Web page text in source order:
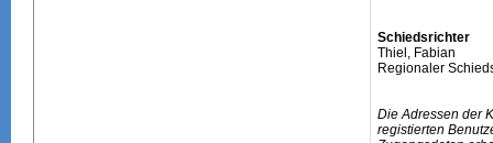
Schiedsrichter
Thiel, Fabian
Regionaler
Die Adressen der
registierten